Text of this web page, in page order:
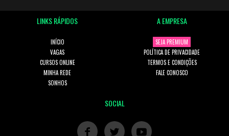
LINKS RÁPIDOS
INÍCIO
VAGAS
CURSOS ONLINE
MINHA REDE
SONHOS
A EMPRESA
SEJA PREMIUM
POLÍTICA DE PRIVACIDADE
TERMOS E CONDIÇÕES
FALE CONOSCO
SOCIAL